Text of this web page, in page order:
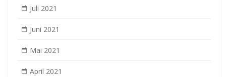
Juli 2021
Juni 2021
Mai 2021
April 2021